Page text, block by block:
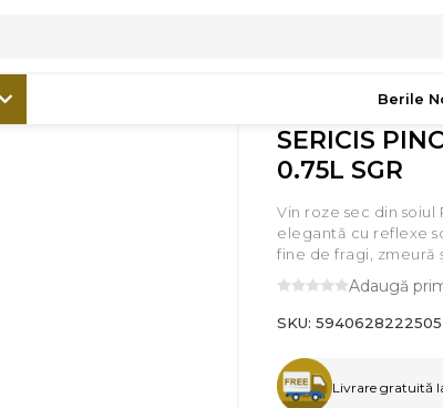
Berile
SERICIS PINOT NOIR ROSE - 0.75L
SERICIS
0.75L SGR
Vin roze sec din
elegantă cu reflexe
fine de fragi, zmeură
Adaugă
SKU: 5940628222505
Livrare gratuită